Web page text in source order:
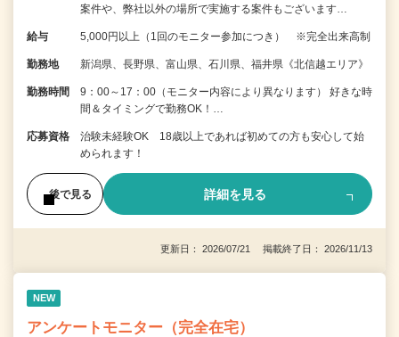
案件や、弊社以外の場所で実施する案件もございます…
給与 5,000円以上（1回のモニター参加につき） ※完全出来高制
勤務地 新潟県、長野県、富山県、石川県、福井県《北信越エリア》
勤務時間
9：00～17：00（モニター内容により異なります） 好きな時
間＆タイミングで勤務OK！…
応募資格
治験未経験OK 18歳以上であれば初めての方も安心して始
められます！
後で見る 詳細を見る
更新日： 2026/07/21 掲載終了日： 2026/11/13
NEW
アンケートモニター（完全在宅）